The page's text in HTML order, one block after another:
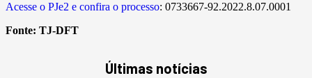
Acesse o PJe2 e confira o processo: 0733667-92.2022.8.07.0001
Fonte: TJ-DFT
Últimas notícias